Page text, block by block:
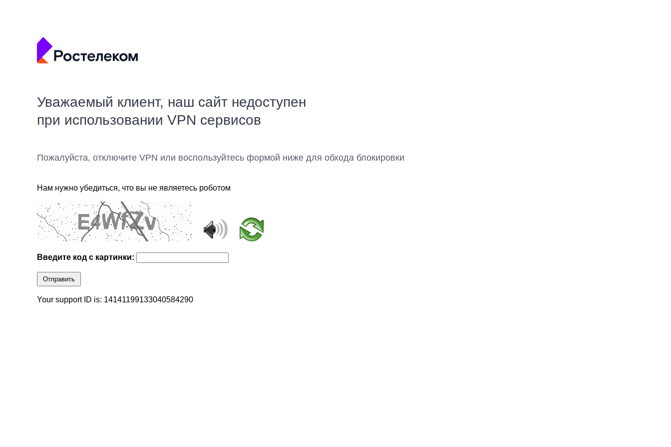
Уважаемый клиент, наш сайт недоступен
при использовании VPN сервисов
Пожалуйста, отключите VPN или воспользуйтесь формой ниже для обхода блокировки
Нам нужно убедиться, что вы не являетесь роботом
Введите код с картинки:
Отправить
Your support ID is: 14141199133040584290